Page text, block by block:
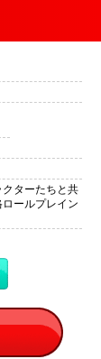
ターたちと共
ールプレイン